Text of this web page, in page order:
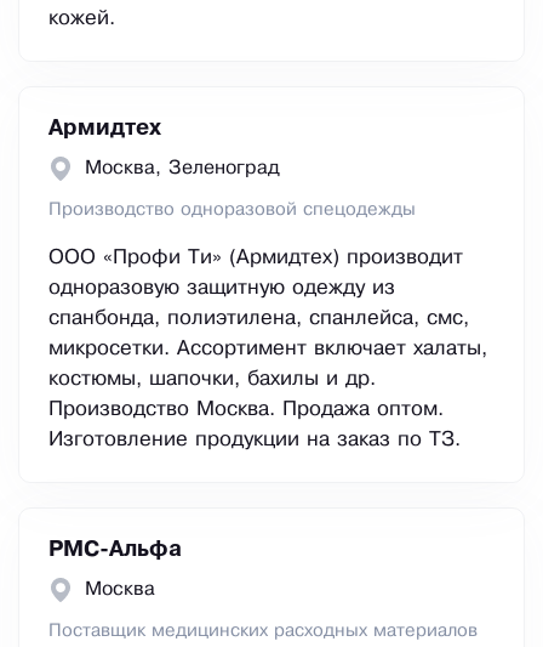
кожей.
Армидтех
Москва, Зеленоград
Производство одноразовой спецодежды
ООО «Профи Ти» (Армидтех) производит
одноразовую защитную одежду из
спанбонда, полиэтилена, спанлейса, смс,
микросетки. Ассортимент включает халаты,
костюмы, шапочки, бахилы и др.
Производство Москва. Продажа оптом.
Изготовление продукции на заказ по ТЗ.
РМС-Альфа
Москва
Поставщик медицинских расходных материалов